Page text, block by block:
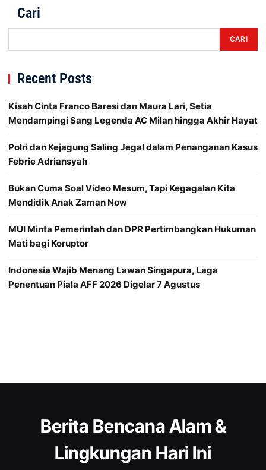
Cari
CARI
Recent Posts
Kisah Cinta Franco Baresi dan Maura Lari, Setia
Mendampingi Sang Legenda AC Milan hingga Akhir Hayat
Polri dan Kejagung Saling Jegal dalam Penanganan Kasus
Febrie Adriansyah
Bukan Cuma Soal Video Mesum, Tapi Kegagalan Kita
Mendidik Anak Zaman Now
MUI Minta Pemerintah dan DPR Pertimbangkan Hukuman
Mati bagi Koruptor
Indonesia Wajib Menang Lawan Singapura, Laga
Penentuan Piala AFF 2026 Digelar 7 Agustus
Berita Bencana Alam &
Lingkungan Hari Ini